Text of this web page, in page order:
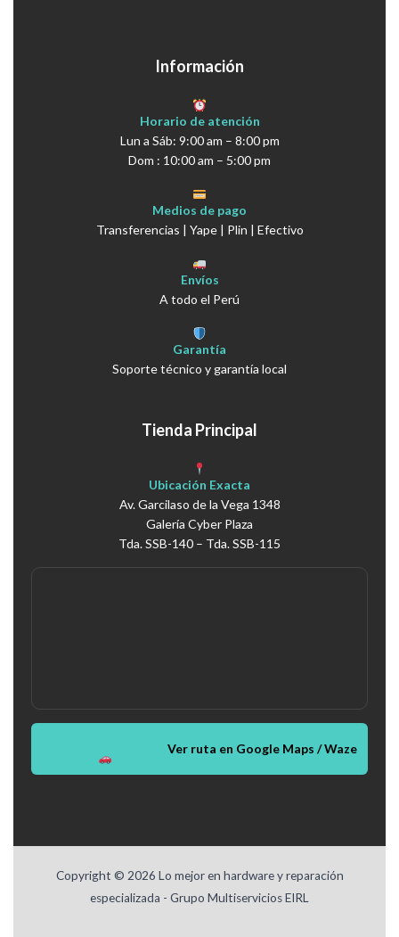
Información
Horario de atención
Lun a Sáb: 9:00 am – 8:00 pm
Dom : 10:00 am – 5:00 pm
Medios de pago
Transferencias | Yape | Plin | Efectivo
Envíos
A todo el Perú
Garantía
Soporte técnico y garantía local
Tienda Principal
Ubicación Exacta
Av. Garcilaso de la Vega 1348
Galería Cyber Plaza
Tda. SSB-140 – Tda. SSB-115
Ver ruta en Google Maps / Waze
Copyright © 2026 Lo mejor en hardware y reparación
especializada - Grupo Multiservicios EIRL